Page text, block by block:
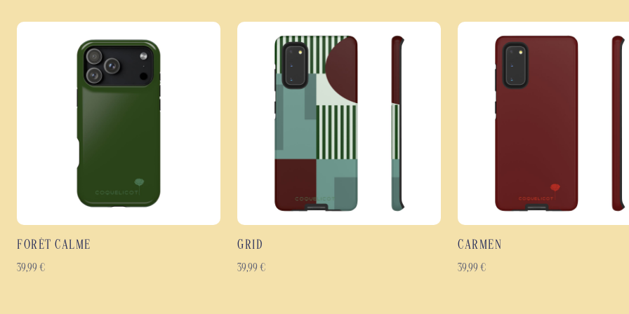
La impresión de alta definición
acabado impecable y una
Características principales
Funda de doble capa
Protección eficaz contra
Impresión de alta
Disponible en acabado
Diseño fino, ligero y
La funda Velours es ideal para
FORÊT CALME
39,99 €
GRID
39,99 €
CARMEN
39,99 €